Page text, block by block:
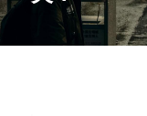
Featured Topics